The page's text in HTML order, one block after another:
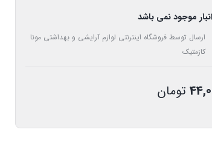
موجود نمی باشد
ارسال توسط فروشگاه اینترنتی لوازم آرایشی و بهداشتی مونا
کازمتیک
تومان